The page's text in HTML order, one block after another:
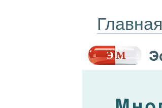
Главная